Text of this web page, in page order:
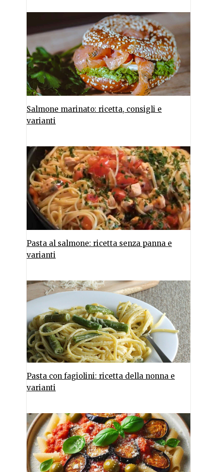
Salmone marinato: ricetta, consigli e
varianti
Pasta al salmone: ricetta senza panna e
varianti
Pasta con fagiolini: ricetta della nonna e
varianti